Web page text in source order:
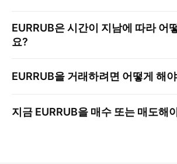
EURRUB은 시간이 지남에 따라 어
요?
EURRUB을 거래하려면 어떻게 해
지금 EURRUB을 매수 또는 매도해